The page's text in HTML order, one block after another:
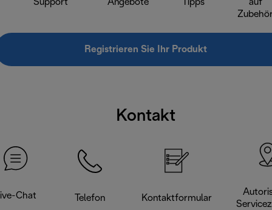
Support
Angebote
Tipps
auf
Registrieren Sie Ihr Produkt
Kontakt
Chat Telefon Kontaktformular